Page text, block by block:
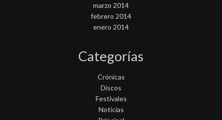
marzo 2014
febrero 2014
enero 2014
Categorías
Crónicas
Discos
Festivales
Noticias